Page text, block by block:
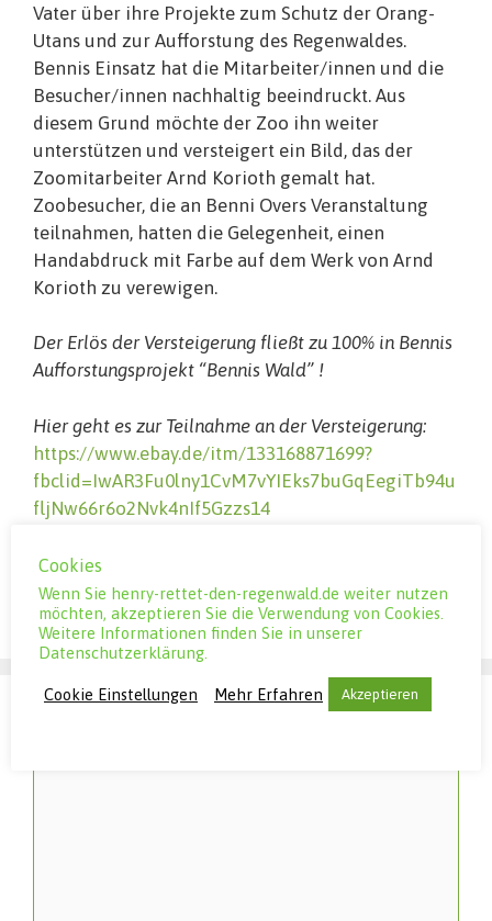
Vater über ihre Projekte zum Schutz der Orang-
Utans und zur Aufforstung des Regenwaldes.
Bennis Einsatz hat die Mitarbeiter/innen und die
Besucher/innen nachhaltig beeindruckt. Aus
diesem Grund möchte der Zoo ihn weiter
unterstützen und versteigert ein Bild, das der
Zoomitarbeiter Arnd Korioth gemalt hat.
Zoobesucher, die an Benni Overs Veranstaltung
teilnahmen, hatten die Gelegenheit, einen
Handabdruck mit Farbe auf dem Werk von Arnd
Korioth zu verewigen.
Der Erlös der Versteigerung fließt zu 100% in Bennis
Aufforstungsprojekt “Bennis Wald” !
Hier geht es zur Teilnahme an der Versteigerung:
https://www.ebay.de/itm/133168871699?
fbclid=IwAR3Fu0lny1CvM7vYIEks7buGqEegiTb94u
fljNw66r6o2Nvk4nIf5Gzzs14
28.9.: Quo vadis, Leben?
Bestwig wäre in zwei Tagen abgeholzt
Kommentar
Cookies
Wenn Sie henry-rettet-den-regenwald.de weiter nutzen
möchten, akzeptieren Sie die Verwendung von Cookies.
Weitere Informationen finden Sie in unserer
Datenschutzerklärung.
Cookie Einstellungen Mehr Erfahren Akzeptieren